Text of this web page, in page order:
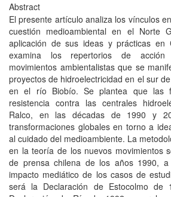
Abstract
El presente artículo analiza los vínculos
cuestión medioambiental en el Norte
aplicación de sus ideas y prácticas en
examina los repertorios de
movimientos ambientalistas que se
proyectos de hidroelectricidad en el sur
en el río Biobío. Se plantea que las
resistencia contra las centrales
Ralco, en las décadas de 1990 y
transformaciones globales en torno a
al cuidado del medioambiente. La
en la teoría de los nuevos movimientos
de prensa chilena de los años 1990,
impacto mediático de los casos de
será la Declaración de Estocolmo de